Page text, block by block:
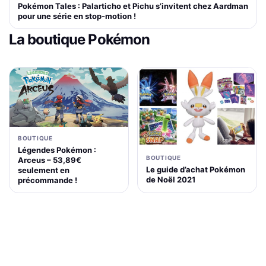
Pokémon Tales : Palarticho et Pichu s’invitent chez Aardman
pour une série en stop-motion !
La boutique Pokémon
BOUTIQUE
Légendes Pokémon :
Arceus – 53,89€
seulement en
précommande !
BOUTIQUE
Le guide d’achat Pokémon
de Noël 2021